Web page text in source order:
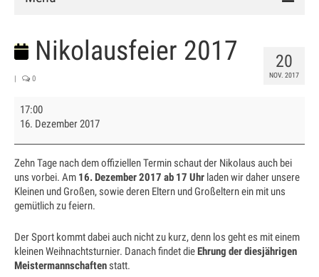
Verein
Vorstand
Mitglied werden
Anlage
Clubhaus
Hallenbuchung
Training
20
NOV. 2017
Nikolausfeier 2017
| 0
Nikolausfeier
2017
17:00
16. Dezember 2017
Zehn Tage nach dem offiziellen Termin schaut der Nikolaus auch bei
uns vorbei. Am 16. Dezember 2017 ab 17 Uhr laden wir daher unsere
Kleinen und Großen, sowie deren Eltern und Großeltern ein mit uns
gemütlich zu feiern.
Der Sport kommt dabei auch nicht zu kurz, denn los geht es mit einem
kleinen Weihnachtsturnier. Danach findet dieEhrung der diesjährigen
Meistermannschaften statt.